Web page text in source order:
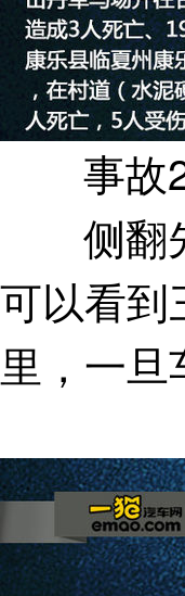
事故2
侧翻先
可以看到
里，一